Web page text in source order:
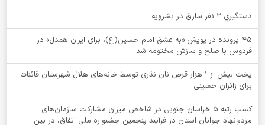
دستگيري 2 نفر سارق در بشرويه
۴۵ پرونده در پویش «به عشق امام حسین(ع)، برای ایران همدل» در
فردوس با صلح و سازش مختومه شد
پخت بیش از 1 هزار قرص نان نذری توسط خانه‌های هلال شهرستان قائنات
برای زائران حسینی
کسب رتبه ۵ خراسان جنوبی در شاخص میزان مشارکت سازمان‌های
مردم‌نهاد جوانان استان در فرآیند پنجمین جشنواره ملی اتفاق، در بین